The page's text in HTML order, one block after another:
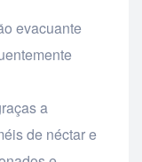
evacuante
a
de néctar e